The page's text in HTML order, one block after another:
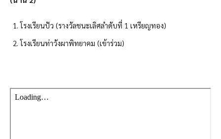
โรงเรียนปัว (รางวัลชนะเลิศลำดับที่ 1 เหรียญทอง)
โรงเรียนท่าวังผาพิทยาคม (เข้าร่วม)